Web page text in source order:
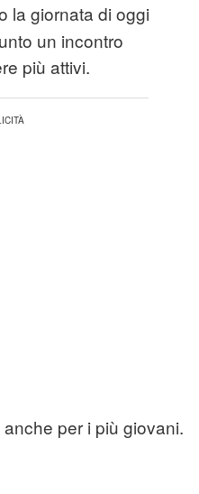
la giornata di oggi
un incontro
più attivi.
per i più giovani.